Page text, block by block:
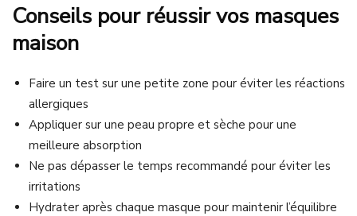
Conseils pour réussir vos masques
maison
Faire un test sur une petite zone pour éviter les réactions
allergiques
Appliquer sur une peau propre et sèche pour une
meilleure absorption
Ne pas dépasser le temps recommandé pour éviter les
irritations
Hydrater après chaque masque pour maintenir l’équilibre